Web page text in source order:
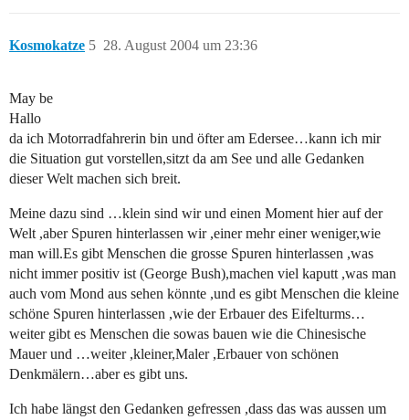
Kosmokatze 28. August 2004 um 23:36
5
May be
Hallo
da ich Motorradfahrerin bin und öfter am Edersee…kann ich mir
die Situation gut vorstellen,sitzt da am See und alle Gedanken
dieser Welt machen sich breit.
Meine dazu sind …klein sind wir und einen Moment hier auf der
Welt ,aber Spuren hinterlassen wir ,einer mehr einer weniger,wie
man will.Es gibt Menschen die grosse Spuren hinterlassen ,was
nicht immer positiv ist (George Bush),machen viel kaputt ,was man
auch vom Mond aus sehen könnte ,und es gibt Menschen die kleine
schöne Spuren hinterlassen ,wie der Erbauer des Eifelturms…
weiter gibt es Menschen die sowas bauen wie die Chinesische
Mauer und …weiter ,kleiner,Maler ,Erbauer von schönen
Denkmälern…aber es gibt uns.
Ich habe längst den Gedanken gefressen ,dass das was aussen um